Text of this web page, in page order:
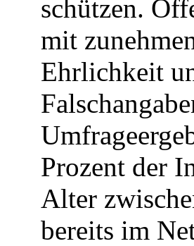
schützen.
mit
Ehrlichkeit
Prozent der
Alter
bereits im